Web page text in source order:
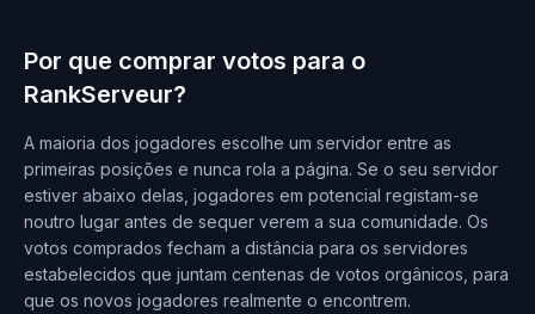
Por que comprar votos para o
RankServeur?
A maioria dos jogadores escolhe um servidor entre as
primeiras posições e nunca rola a página. Se o seu servidor
estiver abaixo delas, jogadores em potencial registam-se
noutro lugar antes de sequer verem a sua comunidade. Os
votos comprados fecham a distância para os servidores
estabelecidos que juntam centenas de votos orgânicos, para
que os novos jogadores realmente o encontrem.